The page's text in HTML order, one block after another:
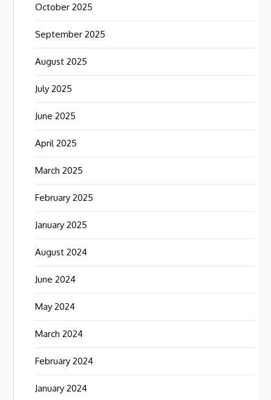
October 2025
September 2025
August 2025
July 2025
June 2025
April 2025
March 2025
February 2025
January 2025
August 2024
June 2024
May 2024
March 2024
February 2024
January 2024